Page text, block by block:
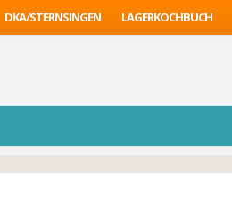
DKA/STERNSINGEN LAGERKOCHBUCH